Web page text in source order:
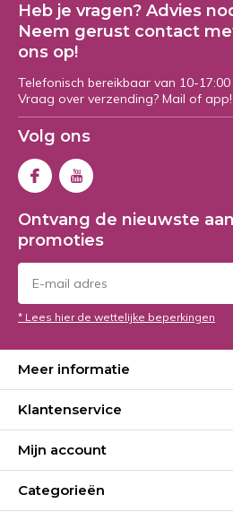
Heb je vragen? Advies
Neem gerust contact
ons op!
Telefonisch bereikbaar van 10-17:00
Vraag over verzending? Mail of app!
Volg ons
Ontvang de nieuwste
promoties
* Lees hier de wettelijke beperkingen
Meer informatie
Klantenservice
Mijn account
Categorieën